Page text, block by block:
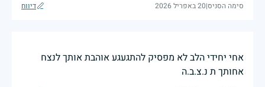
סימה הסניס|20 באפריל 2026 דיווח
אחי יחידי הלב לא מפסיק להתגעגע אוהבת אותך לנצח
אחותך ת נ.צ.ב.ה